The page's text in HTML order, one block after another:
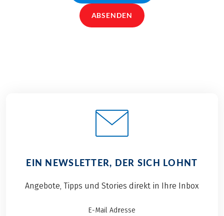
ABSENDEN
EIN NEWSLETTER, DER SICH LOHNT
Angebote, Tipps und Stories direkt in Ihre Inbox
E-Mail Adresse